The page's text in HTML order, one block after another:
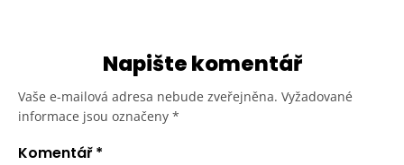
Napište komentář
Vaše e-mailová adresa nebude zveřejněna. Vyžadované
informace jsou označeny *
Komentář*